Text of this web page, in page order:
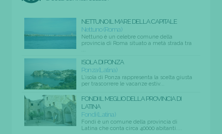
NETTUNO IL MARE DELLA CAPITALE
Nettuno (Roma)
Nettuno è un celebre comune della
provincia di Roma situato a metà strada tra
...
ISOLA DI PONZA
Ponza (Latina)
L’isola di Ponza rappresenta la scelta giusta
per trascorrere le vacanze estiv...
FONDI IL MEGLIO DELLA PROVINCIA DI
LATINA
Fondi (Latina)
Fondi è un comune della provincia di
Latina che conta circa 40000 abitanti....